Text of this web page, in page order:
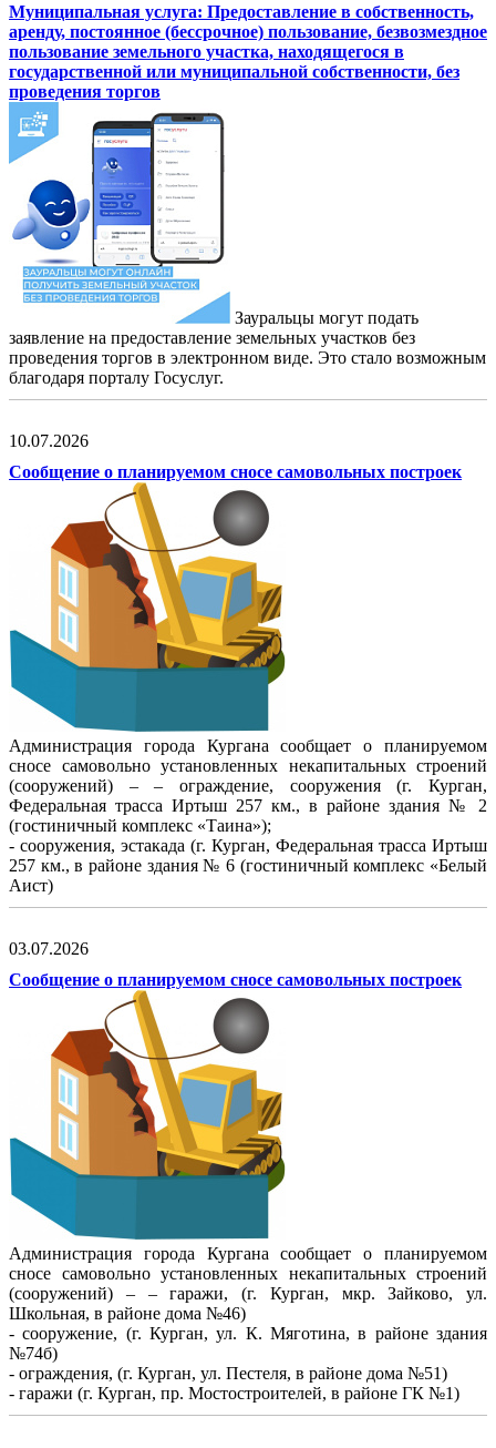
Муниципальная услуга: Предоставление в собственность,
аренду, постоянное (бессрочное) пользование, безвозмездное
пользование земельного участка, находящегося в
государственной или муниципальной собственности, без
проведения торгов
Зауральцы могут подать
заявление на предоставление земельных участков без
проведения торгов в электронном виде. Это стало возможным
благодаря порталу Госуслуг.
10.07.2026
Сообщение о планируемом сносе самовольных построек
Администрация города Кургана сообщает о планируемом
сносе самовольно установленных некапитальных строений
(сооружений) – – ограждение, сооружения (г. Курган,
Федеральная трасса Иртыш 257 км., в районе здания № 2
(гостиничный комплекс «Таина»);
- сооружения, эстакада (г. Курган, Федеральная трасса Иртыш
257 км., в районе здания № 6 (гостиничный комплекс «Белый
Аист)
03.07.2026
Сообщение о планируемом сносе самовольных построек
Администрация города Кургана сообщает о планируемом
сносе самовольно установленных некапитальных строений
(сооружений) – – гаражи, (г. Курган, мкр. Зайково, ул.
Школьная, в районе дома №46)
- сооружение, (г. Курган, ул. К. Мяготина, в районе здания
№74б)
- ограждения, (г. Курган, ул. Пестеля, в районе дома №51)
- гаражи (г. Курган, пр. Мостостроителей, в районе ГК №1)